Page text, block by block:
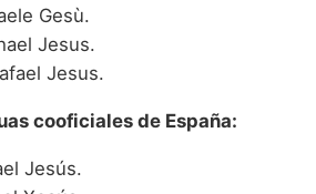
Gesù.
Jesus.
Jesus.
cooficiales de España:
Jesús.